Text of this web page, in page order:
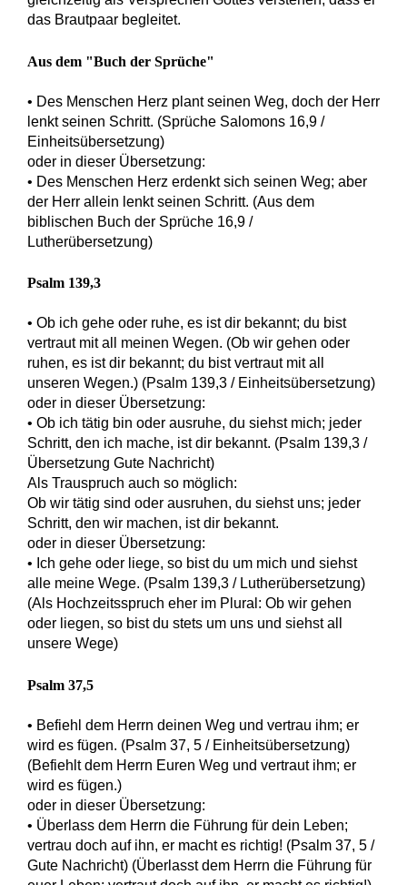
das Brautpaar begleitet.
Aus dem "Buch der Sprüche"
• Des Menschen Herz plant seinen Weg, doch der Herr
lenkt seinen Schritt. (Sprüche Salomons 16,9 /
Einheitsübersetzung)
oder in dieser Übersetzung:
• Des Menschen Herz erdenkt sich seinen Weg; aber
der Herr allein lenkt seinen Schritt. (Aus dem
biblischen Buch der Sprüche 16,9 /
Lutherübersetzung)
Psalm 139,3
• Ob ich gehe oder ruhe, es ist dir bekannt; du bist
vertraut mit all meinen Wegen. (Ob wir gehen oder
ruhen, es ist dir bekannt; du bist vertraut mit all
unseren Wegen.) (Psalm 139,3 / Einheitsübersetzung)
oder in dieser Übersetzung:
• Ob ich tätig bin oder ausruhe, du siehst mich; jeder
Schritt, den ich mache, ist dir bekannt. (Psalm 139,3 /
Übersetzung Gute Nachricht)
Als Trauspruch auch so möglich:
Ob wir tätig sind oder ausruhen, du siehst uns; jeder
Schritt, den wir machen, ist dir bekannt.
oder in dieser Übersetzung:
• Ich gehe oder liege, so bist du um mich und siehst
alle meine Wege. (Psalm 139,3 / Lutherübersetzung)
(Als Hochzeitsspruch eher im Plural: Ob wir gehen
oder liegen, so bist du stets um uns und siehst all
unsere Wege)
Psalm 37,5
• Befiehl dem Herrn deinen Weg und vertrau ihm; er
wird es fügen. (Psalm 37, 5 / Einheitsübersetzung)
(Befiehlt dem Herrn Euren Weg und vertraut ihm; er
wird es fügen.)
oder in dieser Übersetzung:
• Überlass dem Herrn die Führung für dein Leben;
vertrau doch auf ihn, er macht es richtig! (Psalm 37, 5 /
Gute Nachricht) (Überlasst dem Herrn die Führung für